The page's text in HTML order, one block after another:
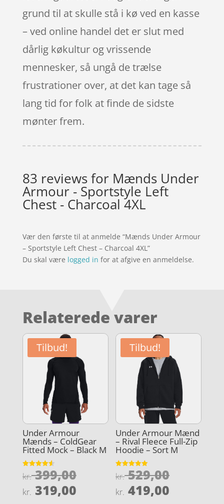
grund til at skulle stå i kø ved en kasse
– ved online handel det er slut med
dårlig køkultur og vrissende
mennesker, så ungå de trælse
frustrationer over, at det kan tage så
lang tid for folk at finde de sidste
mønter frem.
83 reviews for Mænds Under
Armour - Sportstyle Left
Chest - Charcoal 4XL
Vær den første til at anmelde “Mænds Under Armour
– Sportstyle Left Chest – Charcoal 4XL”
Du skal være logged in for at afgive en anmeldelse.
Relaterede varer
Tilbud!
Under Armour
Mænds – ColdGear
Fitted Mock – Black M
Vurderet
4.6
kr.399,00Den
oprindelige
kr. 319,00Den
Tilbud!
Under Armour Mænd
– Rival Fleece Full-Zip
Hoodie – Sort M
Vurderet
4.9
kr.529,00Den
kr. 419,00